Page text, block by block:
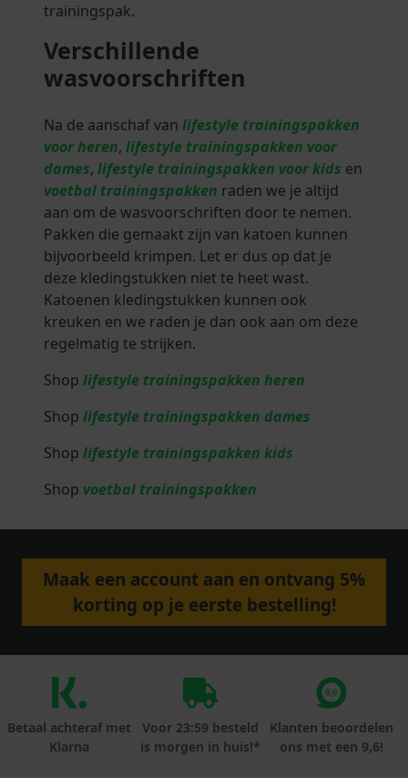
trainingspak.
Verschillende
wasvoorschriften
Na de aanschaf van lifestyle trainingspakken
voor heren, lifestyle trainingspakken voor
dames, lifestyle trainingspakken voor kids en
voetbal trainingspakken raden we je altijd
aan om de wasvoorschriften door te nemen.
Pakken die gemaakt zijn van katoen kunnen
bijvoorbeeld krimpen. Let er dus op dat je
deze kledingstukken niet te heet wast.
Katoenen kledingstukken kunnen ook
kreuken en we raden je dan ook aan om deze
regelmatig te strijken.
Shop lifestyle trainingspakken heren
Shop lifestyle trainingspakken dames
Shop lifestyle trainingspakken kids
Shop voetbal trainingspakken
Maak een account aan en ontvang 5%
korting op je eerste bestelling!
Betaal achteraf met
Klarna
Voor 23:59 besteld
is morgen in huis!*
Klanten beoordelen
ons met een 9,6!